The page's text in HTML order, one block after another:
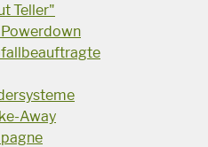
Teller"
Away